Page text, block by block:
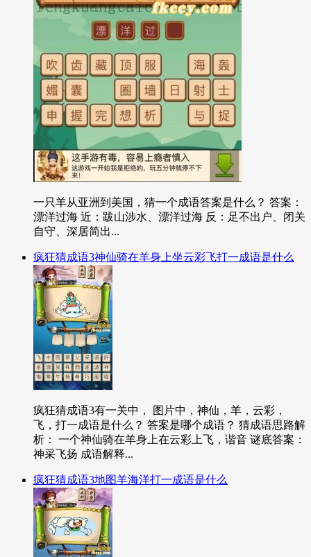
一只羊从亚洲到美国，猜一个成语答案是什么？ 答案：
漂洋过海 近：跋山涉水、漂洋过海 反：足不出户、闭关
自守、深居简出...
疯狂猜成语3神仙骑在羊身上坐云彩飞打一成语是什么
疯狂猜成语3有一关中， 图片中，神仙，羊，云彩，
飞，打一成语是什么？ 答案是哪个成语？ 猜成语思路解
析： 一个神仙骑在羊身上在云彩上飞，谐音 谜底答案：
神采飞扬 成语解释...
疯狂猜成语3地图羊海洋打一成语是什么